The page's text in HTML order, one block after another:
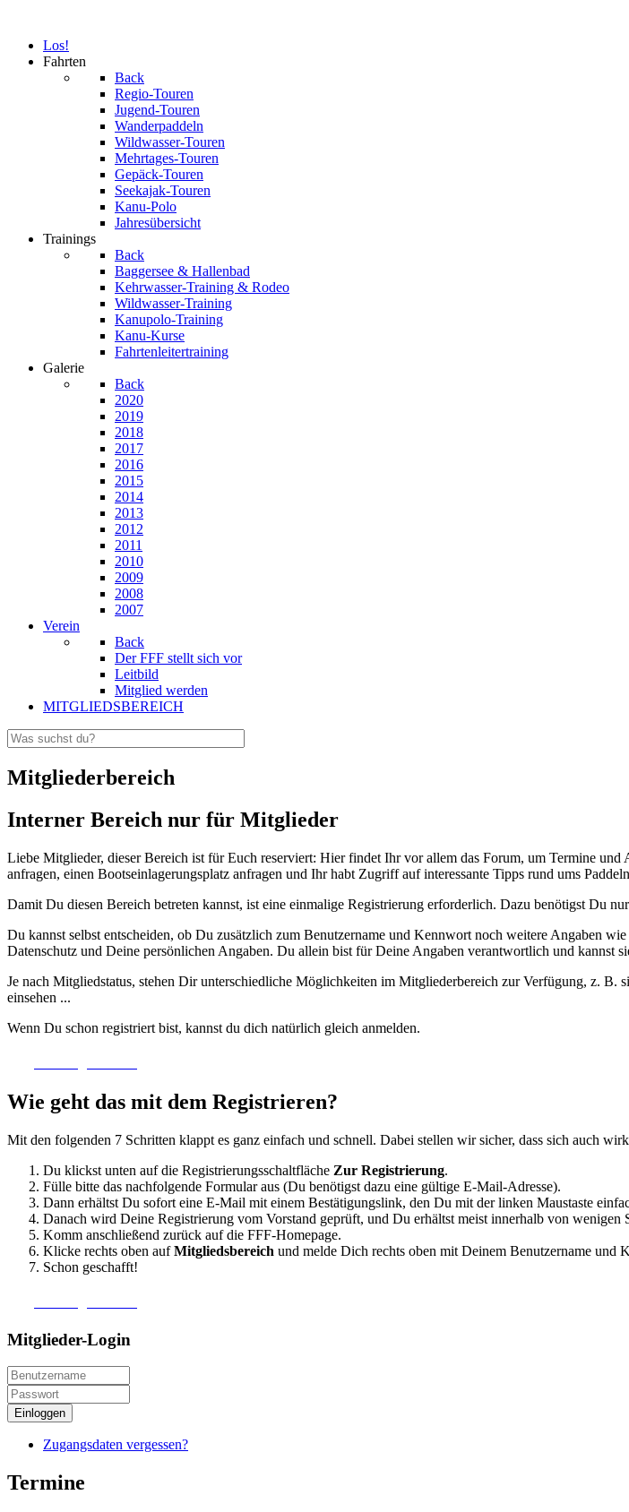
Los!
Fahrten
Back
Regio-Touren
Jugend-Touren
Wanderpaddeln
Wildwasser-Touren
Mehrtages-Touren
Gepäck-Touren
Seekajak-Touren
Kanu-Polo
Jahresübersicht
Trainings
Back
Baggersee & Hallenbad
Kehrwasser-Training & Rodeo
Wildwasser-Training
Kanupolo-Training
Kanu-Kurse
Fahrtenleitertraining
Galerie
Back
2020
2019
2018
2017
2016
2015
2014
2013
2012
2011
2010
2009
2008
2007
Verein
Back
Der FFF stellt sich vor
Leitbild
Mitglied werden
MITGLIEDSBEREICH
Mitgliederbereich
Interner Bereich nur für Mitglieder
Liebe Mitglieder, dieser Bereich ist für Euch reserviert: Hier findet Ihr vor allem das Forum, um Termine
anfragen, einen Bootseinlagerungsplatz anfragen und Ihr habt Zugriff auf interessante Tipps rund ums
Damit Du diesen Bereich betreten kannst, ist eine einmalige Registrierung erforderlich. Dazu benötigst Du
Du kannst selbst entscheiden, ob Du zusätzlich zum Benutzername und Kennwort noch weitere Angaben
Datenschutz und Deine persönlichen Angaben. Du allein bist für Deine Angaben verantwortlich und kannst
Je nach Mitgliedstatus, stehen Dir unterschiedliche Möglichkeiten im Mitgliederbereich zur Verfügung, z. B.
einsehen ...
Wenn Du schon registriert bist, kannst du dich natürlich gleich anmelden.
Wie geht das mit dem Registrieren?
Mit den folgenden 7 Schritten klappt es ganz einfach und schnell. Dabei stellen wir sicher, dass sich auch
Du klickst unten auf die Registrierungsschaltfläche Zur Registrierung.
Fülle bitte das nachfolgende Formular aus (Du benötigst dazu eine gültige E-Mail-Adresse).
Dann erhältst Du sofort eine E-Mail mit einem Bestätigungslink, den Du mit der linken Maustaste
Danach wird Deine Registrierung vom Vorstand geprüft, und Du erhältst meist innerhalb von
Komm anschließend zurück auf die FFF-Homepage.
Klicke rechts oben aufMitgliedsbereich und melde Dich rechts oben mit Deinem Benutzername und
Schon geschafft!
Mitglieder-Login
Einloggen
Zugangsdaten vergessen?
Termine